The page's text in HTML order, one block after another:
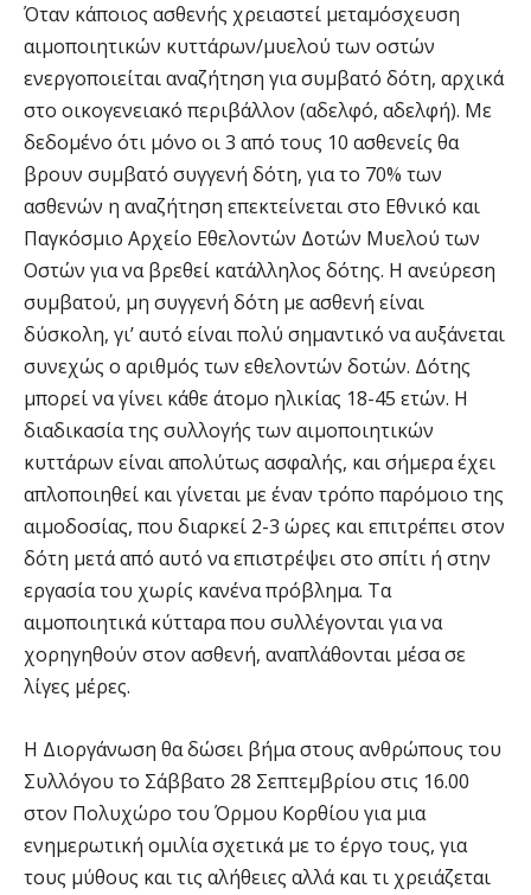
Όταν κάποιος ασθενής χρειαστεί μεταμόσχευση
αιμοποιητικών κυττάρων/μυελού των οστών
ενεργοποιείται αναζήτηση για συμβατό δότη, αρχικά
στο οικογενειακό περιβάλλον (αδελφό, αδελφή). Με
δεδομένο ότι μόνο οι 3 από τους 10 ασθενείς θα
βρουν συμβατό συγγενή δότη, για το 70% των
ασθενών η αναζήτηση επεκτείνεται στο Εθνικό και
Παγκόσμιο Αρχείο Εθελοντών Δοτών Μυελού των
Οστών για να βρεθεί κατάλληλος δότης. Η ανεύρεση
συμβατού, μη συγγενή δότη με ασθενή είναι
δύσκολη, γι’ αυτό είναι πολύ σημαντικό να αυξάνεται
συνεχώς ο αριθμός των εθελοντών δοτών. Δότης
μπορεί να γίνει κάθε άτομο ηλικίας 18-45 ετών. Η
διαδικασία της συλλογής των αιμοποιητικών
κυττάρων είναι απολύτως ασφαλής, και σήμερα έχει
απλοποιηθεί και γίνεται με έναν τρόπο παρόμοιο της
αιμοδοσίας, που διαρκεί 2-3 ώρες και επιτρέπει στον
δότη μετά από αυτό να επιστρέψει στο σπίτι ή στην
εργασία του χωρίς κανένα πρόβλημα. Τα
αιμοποιητικά κύτταρα που συλλέγονται για να
χορηγηθούν στον ασθενή, αναπλάθονται μέσα σε
λίγες μέρες.
Η Διοργάνωση θα δώσει βήμα στους ανθρώπους του
Συλλόγου το Σάββατο 28 Σεπτεμβρίου στις 16.00
στον Πολυχώρο του Όρμου Κορθίου για μια
ενημερωτική ομιλία σχετικά με το έργο τους, για
τους μύθους και τις αλήθειες αλλά και τι χρειάζεται